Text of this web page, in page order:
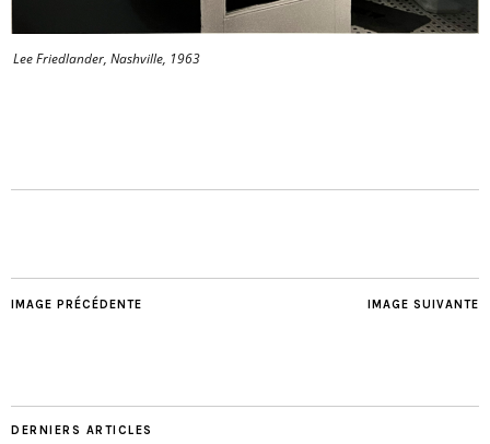
Lee Friedlander, Nashville, 1963
IMAGE SUIVANTE
IMAGE PRÉCÉDENTE
DERNIERS ARTICLES